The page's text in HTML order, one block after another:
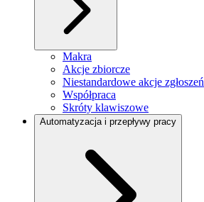
Makra
Akcje zbiorcze
Niestandardowe akcje zgłoszeń
Współpraca
Skróty klawiszowe
Automatyzacja i przepływy pracy